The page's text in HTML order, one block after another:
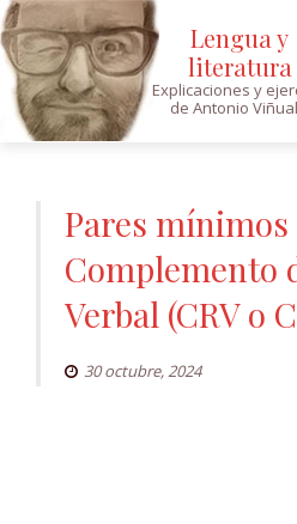
contenido
Lengua y
literatura
Explicaciones y
de Antonio
Pares mínimos
Complemento
Verbal (CRV o
30 octubre, 2024